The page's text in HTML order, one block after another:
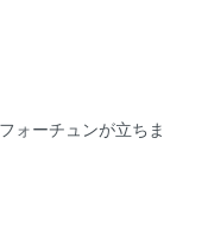
ォーチュンが立ちま